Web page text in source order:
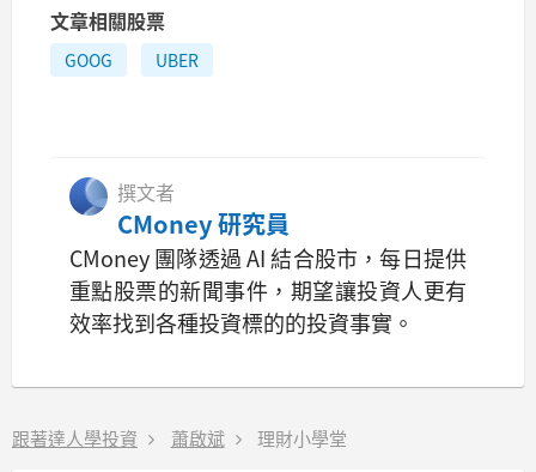
文章相關股票
GOOG UBER
撰文者
CMoney 研究員
CMoney 團隊透過 AI 結合股市，每日提供
重點股票的新聞事件，期望讓投資人更有
效率找到各種投資標的的投資事實。
跟著達人學投資 蕭啟斌 理財小學堂